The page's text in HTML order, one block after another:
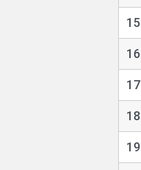
15
16
17
18
19